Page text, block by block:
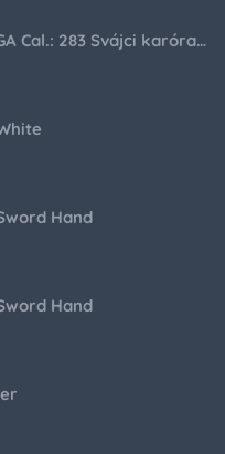
Ritkaság! Acél OMEGA Cal.: 283 Svájci karóra 1953-ból!
Hand
Hand